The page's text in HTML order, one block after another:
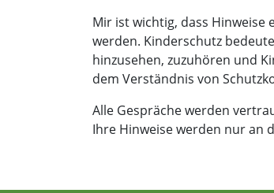
Mir ist wichtig, dass
werden. Kinderschutz
hinzusehen, zuzuhören und
dem Verständnis von
Alle Gespräche werden
Ihre Hinweise werden nur an